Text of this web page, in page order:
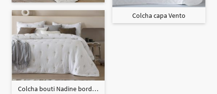
Colcha bouti Nadine bordado + fundas cojín
Colcha capa Vento